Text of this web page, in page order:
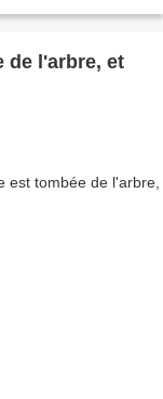
de l'arbre, et